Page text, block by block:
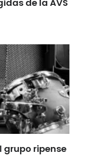
de la AVS
grupo ripense